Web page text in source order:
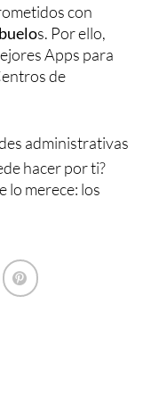
con
s. Por ello,
Apps para
de
administrativas
hacer por ti?
lo merece: los